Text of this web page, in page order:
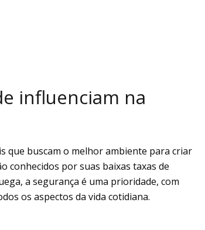
influenciam na
que buscam o melhor ambiente para criar
conhecidos por suas baixas taxas de
a segurança é uma prioridade, com
os aspectos da vida cotidiana.